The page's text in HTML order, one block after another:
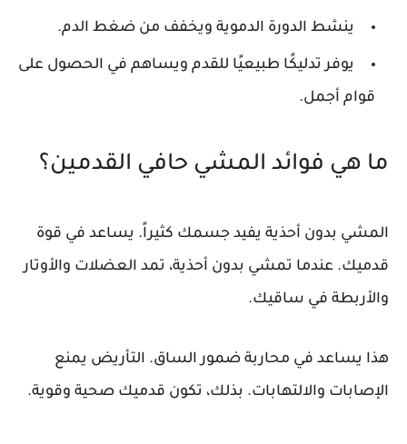
ينشط الدورة الدموية ويخفف من ضغط الدم.
يوفر تدليكًا طبيعيًا للقدم ويساهم في الحصول على
قوام أجمل.
ما هي فوائد المشي حافي القدمين؟
المشي بدون أحذية يفيد جسمك كثيراً. يساعد في قوة
قدميك. عندما تمشي بدون أحذية، تمد العضلات والأوتار
والأربطة في ساقيك.
هذا يساعد في محاربة ضمور الساق. التأريض يمنع
الإصابات والالتهابات. بذلك، تكون قدميك صحية وقوية.